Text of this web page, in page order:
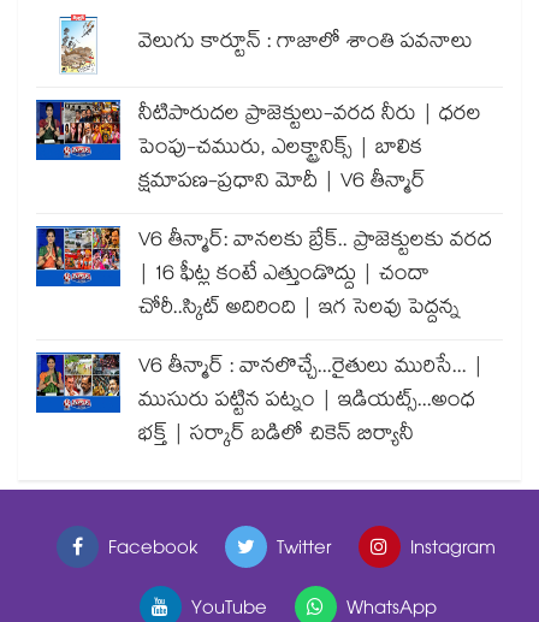
వెలుగు కార్టూన్ : గాజాలో శాంతి పవనాలు
నీటిపారుదల ప్రాజెక్టులు-వరద నీరు | ధరల
పెంపు-చమురు, ఎలక్ట్రానిక్స్ | బాలిక
క్షమాపణ-ప్రధాని మోదీ | V6 తీన్మార్
V6 తీన్మార్: వానలకు బ్రేక్.. ప్రాజెక్టులకు వరద
| 16 ఫీట్ల కంటే ఎత్తుండొద్దు | చందా
చోరీ..స్కిట్ అదిరింది | ఇగ సెలవు పెద్దన్న
V6 తీన్మార్ : వానలొచ్చే...రైతులు మురిసే... |
ముసురు పట్టిన పట్నం | ఇడియట్స్...అంధ
భక్త్ | సర్కార్ బడిలో చికెన్ బిర్యానీ
Facebook Twitter
Instagram
YouTube
WhatsApp